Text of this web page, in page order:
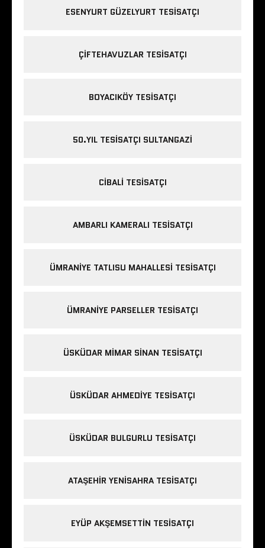
ESENYURT GÜZELYURT TESISATÇI
ÇIFTEHAVUZLAR TESISATÇI
BOYACIKÖY TESISATÇI
50.YIL TESISATÇI SULTANGAZI
CIBALI TESISATÇI
AMBARLI KAMERALI TESISATÇI
ÜMRANIYE TATLISU MAHALLESI TESISATÇI
ÜMRANIYE PARSELLER TESISATÇI
ÜSKÜDAR MIMAR SINAN TESISATÇI
ÜSKÜDAR AHMEDIYE TESISATÇI
ÜSKÜDAR BULGURLU TESISATÇI
ATAŞEHIR YENISAHRA TESISATÇI
EYÜP AKŞEMSETTIN TESISATÇI